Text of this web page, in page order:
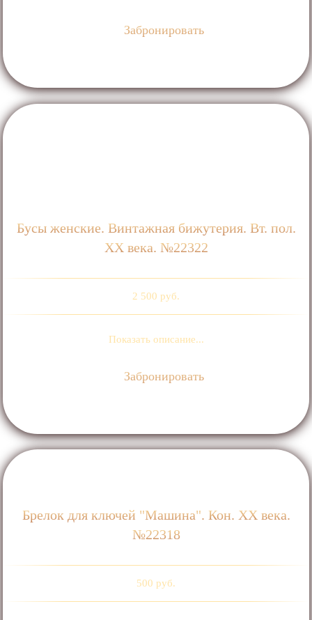
Забронировать
Бусы женские. Винтажная бижутерия. Вт. пол.
ХХ века. №22322
2 500 руб.
Показать описание...
Забронировать
Брелок для ключей "Машина". Кон. ХХ века.
№22318
500 руб.